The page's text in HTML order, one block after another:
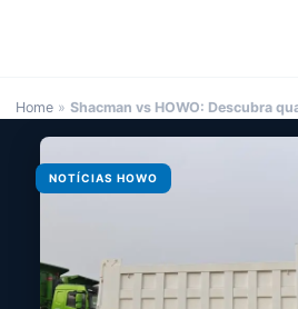
Home » Shacman vs HOWO: Descubra
NOTÍCIAS HOWO